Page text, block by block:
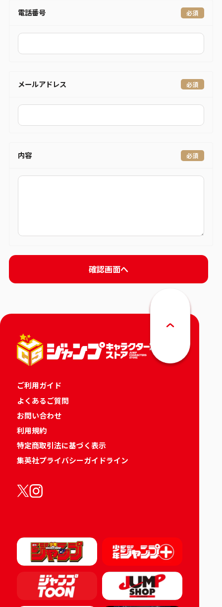
電話番号
メールアドレス
内容
ご利用ガイド
よくあるご質問
お問い合わせ
利用規約
特定商取引法に基づく表示
集英社プライバシーガイドライン